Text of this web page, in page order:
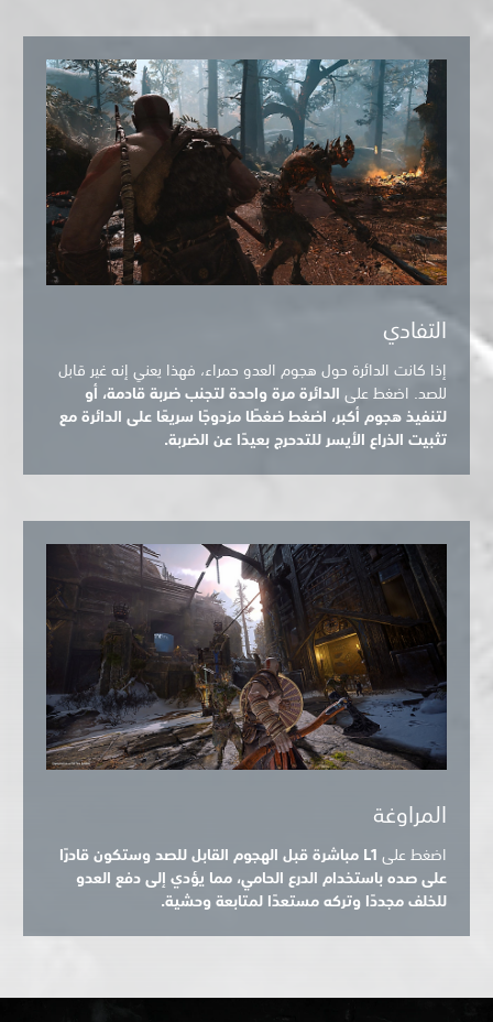
التفادي
إذا كانت الدائرة حول هجوم العدو حمراء، فهذا يعني إنه غير قابل
للصد. اضغط علىالدائرة مرة واحدة لتجنب ضربة قادمة، أو
لتنفيذ هجوم أكبر،اضغط ضغطًا مزدوجًا سريعًا علىالدائرة مع
تثبيت الذراع الأيسر للتدحرج بعيدًا عن الضربة.
المراوغة
اضغط على
L1 مباشرة قبل الهجوم القابل للصد وستكون قادرًا
على صده باستخدام الدرع الحامي، مما يؤدي إلى دفع العدو
للخلف مجددًا وتركه مستعدًا لمتابعة وحشية.